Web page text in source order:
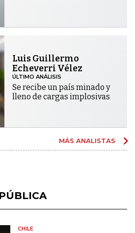
Luis Guillermo
Echeverri Vélez
ÚLTIMO ANÁLISIS
Se recibe un país minado y
lleno de cargas implosivas
MÁS ANALISTAS
CHILE